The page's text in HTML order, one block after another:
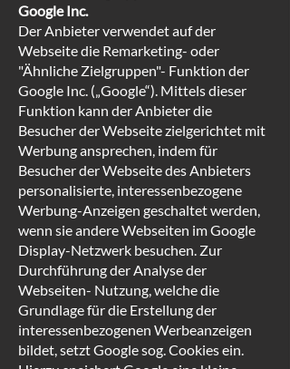
Google Inc.
Der Anbieter verwendet auf der
Webseite die Remarketing- oder
"Ähnliche Zielgruppen"- Funktion der
Google Inc. („Google“). Mittels dieser
Funktion kann der Anbieter die
Besucher der Webseite zielgerichtet mit
Werbung ansprechen, indem für
Besucher der Webseite des Anbieters
personalisierte, interessenbezogene
Werbung-Anzeigen geschaltet werden,
wenn sie andere Webseiten im Google
Display-Netzwerk besuchen. Zur
Durchführung der Analyse der
Webseiten- Nutzung, welche die
Grundlage für die Erstellung der
interessenbezogenen Werbeanzeigen
bildet, setzt Google sog. Cookies ein.